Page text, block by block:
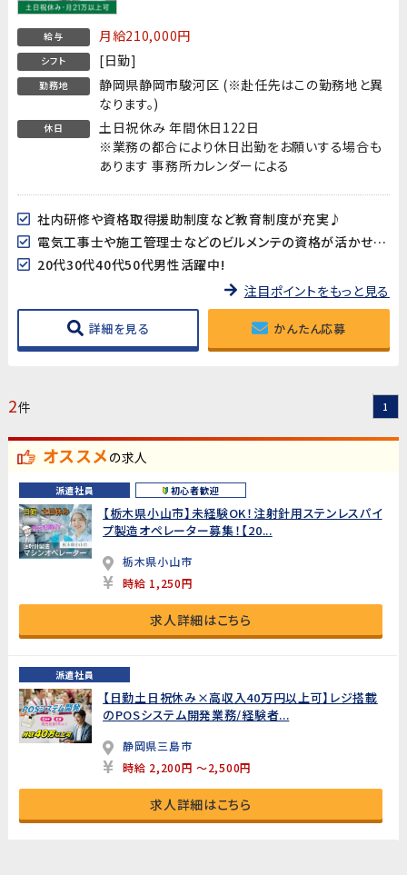
給与 月給210,000円
シフト [日勤]
勤務地
静岡県静岡市駿河区 (※赴任先はこの勤務地と異
なります。)
休日
土日祝休み 年間休日122日
※業務の都合により休日出勤をお願いする場合も
あります 事務所カレンダーによる
社内研修や資格取得援助制度など教育制度が充実♪
電気工事士や施工管理士などのビルメンテの資格が活かせます!
20代30代40代50代男性活躍中!
注目ポイントをもっと見る
詳細を見る かんたん応募
2件 1
オススメの求人
派遣社員 初心者歓迎
【栃木県小山市】未経験OK！注射針用ステンレスパイ
プ製造オペレーター募集！【20...
栃木県小山市
時給 1,250円
求人詳細はこちら
派遣社員
【日勤土日祝休み×高収入40万円以上可】レジ搭載
のPOSシステム開発業務/経験者...
静岡県三島市
時給 2,200円 ～2,500円
求人詳細はこちら